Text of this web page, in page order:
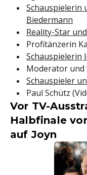
Schauspielerin
Biedermann
Reality-Star
Profitänzerin
Schauspielerin
Moderator und
Schauspieler
Paul Schütz
Vor TV-
Halbfinale
auf Joyn